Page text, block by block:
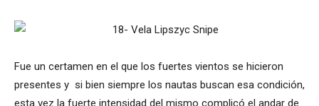
Fue un certamen en el que los fuertes vientos se hicieron
presentes y si bien siempre los nautas buscan esa condición,
esta vez la fuerte intensidad del mismo complicó el andar de